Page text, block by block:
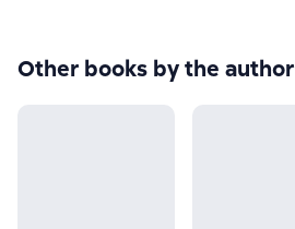
Other books by the author